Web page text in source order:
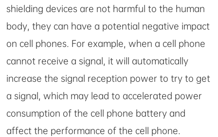
shielding devices are not harmful to the human
body, they can have a potential negative impact
on cell phones. For example, when a cell phone
cannot receive a signal, it will automatically
increase the signal reception power to try to get
a signal, which may lead to accelerated power
consumption of the cell phone battery and
affect the performance of the cell phone.